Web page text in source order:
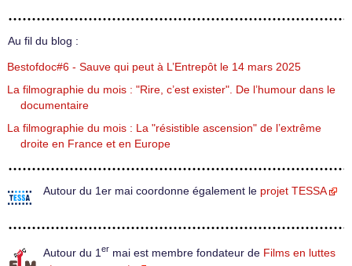
Au fil du blog :
Bestofdoc#6 - Sauve qui peut à L’Entrepôt le 14 mars 2025
La filmographie du mois : "Rire, c’est exister". De l’humour dans le
documentaire
La filmographie du mois : La "résistible ascension" de l’extrême
droite en France et en Europe
Autour du 1er mai coordonne également le projet TESSA
Autour du 1 er mai est membre fondateur de Films en luttes